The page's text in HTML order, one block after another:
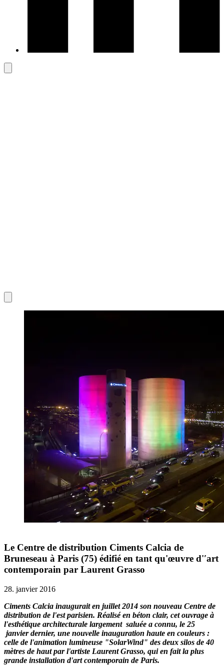
Le Centre de distribution Ciments Calcia de
Bruneseau à Paris (75) édifié en tant qu'œuvre d'ʹart
contemporain par Laurent Grasso
28. janvier 2016
Ciments Calcia inaugurait en juillet 2014 son nouveau Centre de
distribution de l'est parisien. Réalisé en béton clair, cet ouvrage à
l'esthétique architecturale largement saluée a connu, le 25
janvier dernier, une nouvelle inauguration haute en couleurs :
celle de l'animation lumineuse "SolarWind" des deux silos de 40
mètres de haut par l'artiste Laurent Grasso, qui en fait la plus
grande installation d'art contemporain de Paris.